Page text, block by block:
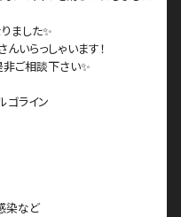
ました✨
いらっしゃいます！
ご相談下さい✨
ゴライン
染など